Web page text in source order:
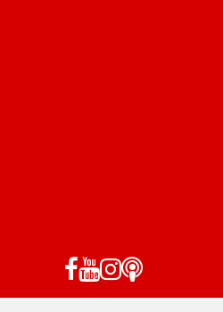
Facebook
YouTube
Instagram
Podd